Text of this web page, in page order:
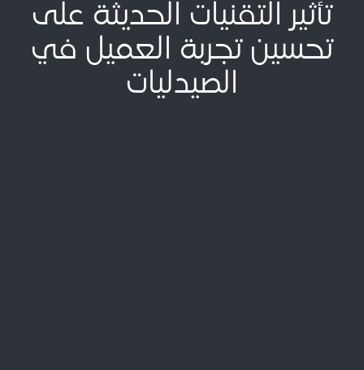
تأثير التقنيات الحديثة على
تحسين تجربة العميل في
الصيدليات